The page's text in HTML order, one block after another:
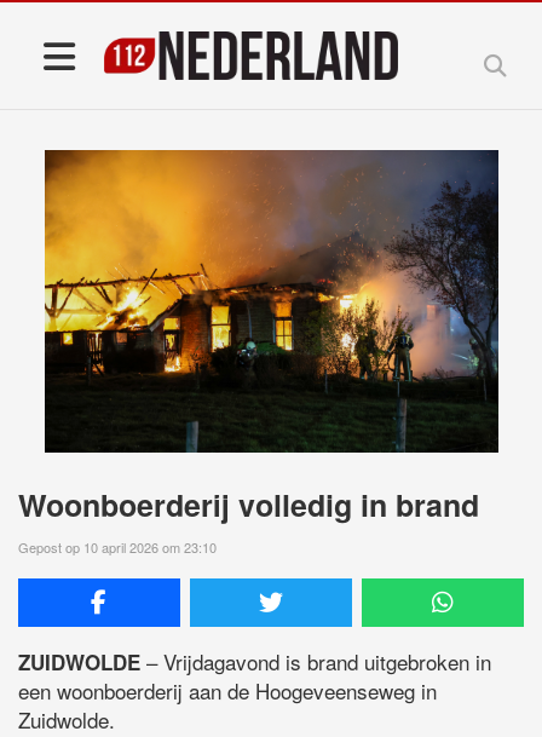
Woonboerderij volledig in brand
Gepost op 10 april 2026 om 23:10
ZUIDWOLDE – Vrijdagavond is brand uitgebroken in
een woonboerderij aan de Hoogeveenseweg in
Zuidwolde.